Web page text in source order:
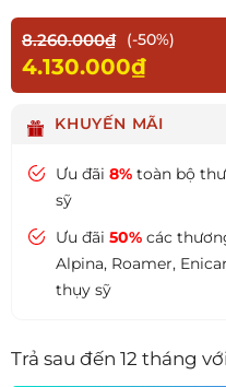
8.260.000₫ (-50%)
4.130.000₫
KHUYẾN MÃI
Ưu đãi 8% toàn bộ
sỹ
Ưu đãi 50% các
Alpina, Roamer,
thụy sỹ
Trả sau đến 12 tháng với